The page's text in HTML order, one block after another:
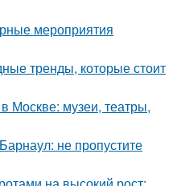
мероприятия
тренды, которые стоит
Москве: музеи, театры,
не пропустите